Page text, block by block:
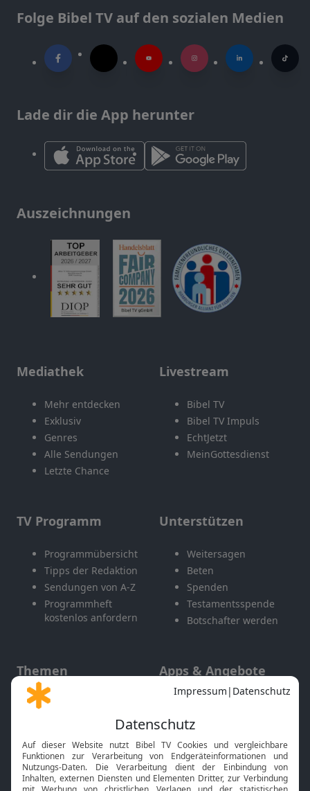
Folge Bibel TV auf den sozialen Medien
Lade dir die App herunter
Auszeichnungen
Mediathek
Mehr entdecken
Exklusiv
Genres
Alle Sendungen
Letzte Chance
Livestream
Bibel TV
Bibel TV Impuls
EchtJetzt
MeinGottesdienst
TV Programm
Programmübersicht
Tipps der Redaktion
Sendungen von A-Z
Programmheft
kostenlos anfordern
Unterstützen
Weitersagen
Beten
Spenden
Testamentsspende
Botschafter werden
Themen
Gott und Bibel erklärt
Neuigkeiten
Apps & Angebote
Mobile App
Smart TV
HbbTV
Bibelthek Online-Bibel